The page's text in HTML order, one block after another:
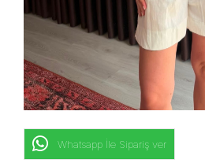
Whatsapp İle Sipariş ver